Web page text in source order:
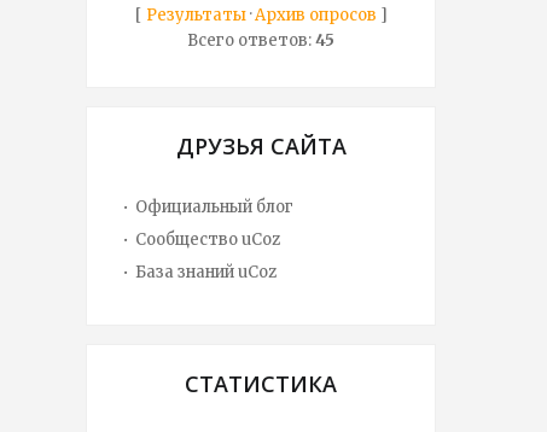
[ Результаты·Архив опросов ]
Всего ответов:45
ДРУЗЬЯ САЙТА
Официальный блог
Сообщество uCoz
База знаний uCoz
СТАТИСТИКА